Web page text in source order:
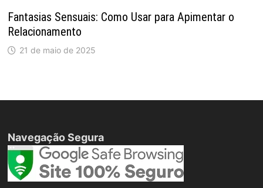
Fantasias Sensuais: Como Usar para Apimentar o
Relacionamento
21 de maio de 2025
Navegação Segura